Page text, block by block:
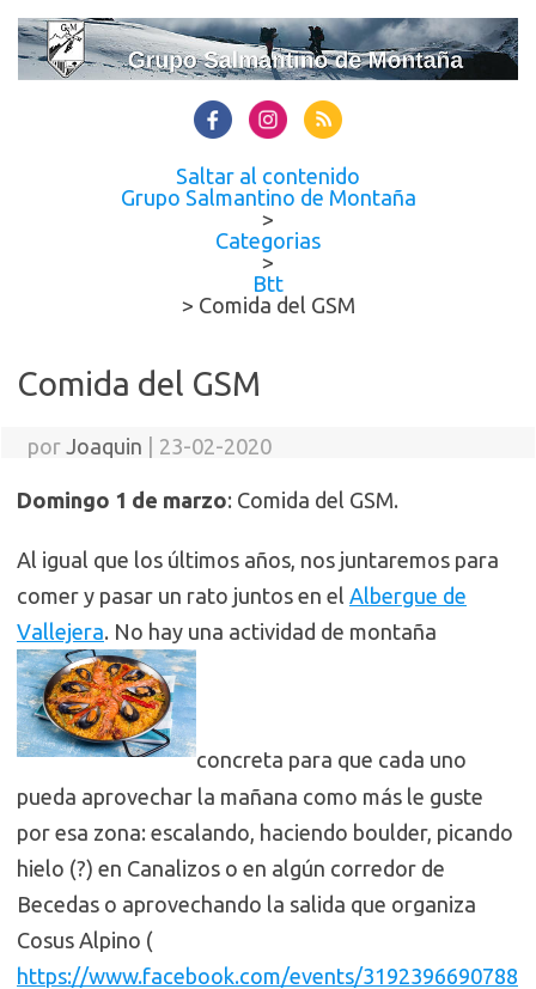
Saltar al contenido
Grupo Salmantino de Montaña
>
Categorias
>
Btt
> Comida del GSM
Comida del GSM
por Joaquin 23-02-2020
Domingo 1 de marzo: Comida del GSM.
Al igual que los últimos años, nos juntaremos para
comer y pasar un rato juntos en el Albergue de
Vallejera. No hay una actividad de montaña
concreta para que cada uno
pueda aprovechar la mañana como más le guste
por esa zona: escalando, haciendo boulder, picando
hielo (?) en Canalizos o en algún corredor de
Becedas o aprovechando la salida que organiza
Cosus Alpino (
https://www.facebook.com/events/3192396690788